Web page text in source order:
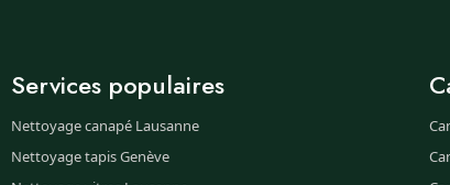
Services populaires
Nettoyage canapé Lausanne
Nettoyage tapis Genève